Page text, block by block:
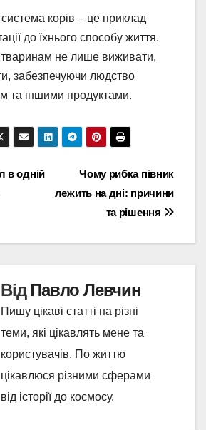
корів – це приклад
до їхнього способу життя.
не лише виживати,
забезпечуючи людство
та іншими продуктами.
Чому рибка півник
лежить на дні: причини
та рішення
в одній
ВідПавло Левчин
Пишу цікаві статті на різні
теми, які цікавлять мене та
користувачів. По життю
цікавлюся різними сферами
від історії до космосу.